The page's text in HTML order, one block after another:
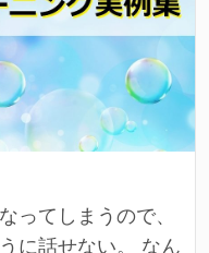
ってしまうので、
に話せない。 なん